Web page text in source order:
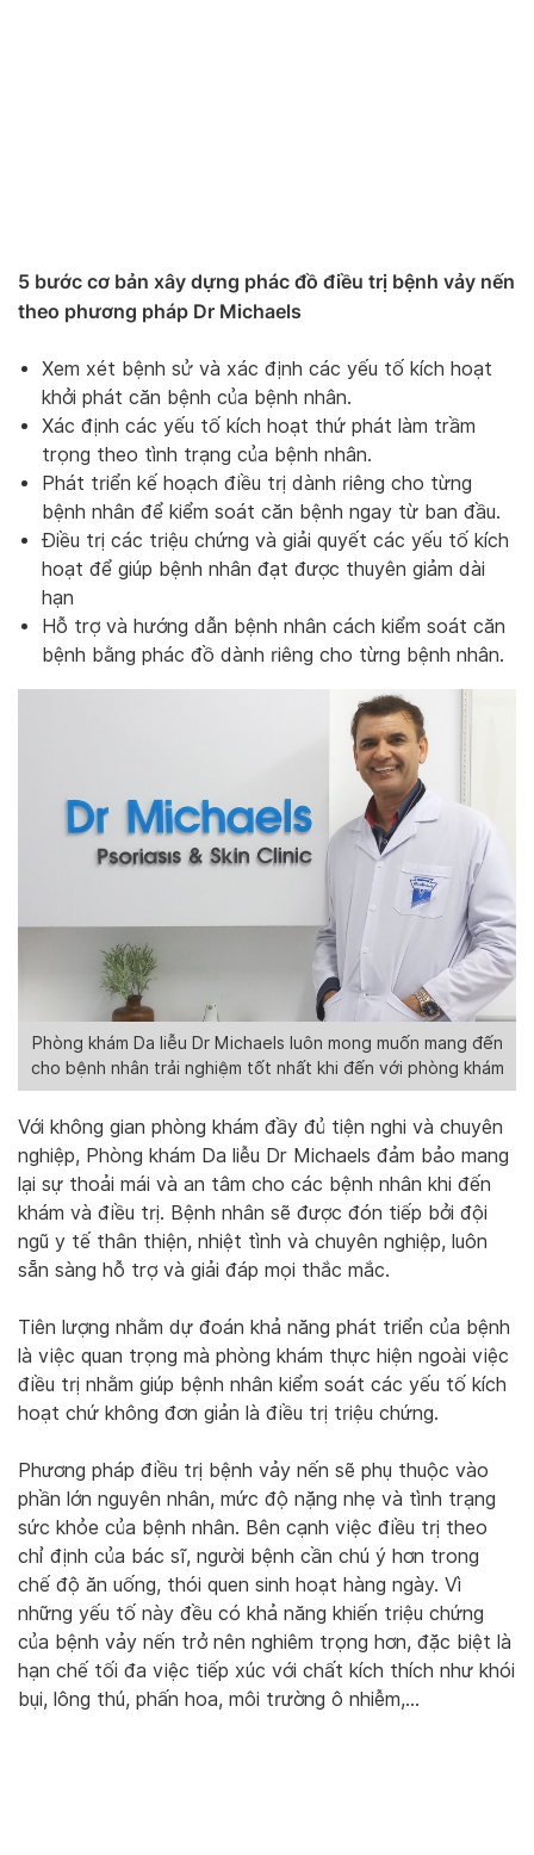
5 bước cơ bản xây dựng phác đồ điều trị bệnh vảy nến
theo phương pháp Dr Michaels
Xem xét bệnh sử và xác định các yếu tố kích hoạt
khởi phát căn bệnh của bệnh nhân.
Xác định các yếu tố kích hoạt thứ phát làm trầm
trọng theo tình trạng của bệnh nhân.
Phát triển kế hoạch điều trị dành riêng cho từng
bệnh nhân để kiểm soát căn bệnh ngay từ ban đầu.
Điều trị các triệu chứng và giải quyết các yếu tố kích
hoạt để giúp bệnh nhân đạt được thuyên giảm dài
hạn
Hỗ trợ và hướng dẫn bệnh nhân cách kiểm soát căn
bệnh bằng phác đồ dành riêng cho từng bệnh nhân.
Phòng khám Da liễu Dr Michaels luôn mong muốn mang đến
cho bệnh nhân trải nghiệm tốt nhất khi đến với phòng khám
Với không gian phòng khám đầy đủ tiện nghi và chuyên
nghiệp, Phòng khám Da liễu Dr Michaels đảm bảo mang
lại sự thoải mái và an tâm cho các bệnh nhân khi đến
khám và điều trị. Bệnh nhân sẽ được đón tiếp bởi đội
ngũ y tế thân thiện, nhiệt tình và chuyên nghiệp, luôn
sẵn sàng hỗ trợ và giải đáp mọi thắc mắc.
Tiên lượng nhằm dự đoán khả năng phát triển của bệnh
là việc quan trọng mà phòng khám thực hiện ngoài việc
điều trị nhằm giúp bệnh nhân kiểm soát các yếu tố kích
hoạt chứ không đơn giản là điều trị triệu chứng.
Phương pháp điều trị bệnh vảy nến sẽ phụ thuộc vào
phần lớn nguyên nhân, mức độ nặng nhẹ và tình trạng
sức khỏe của bệnh nhân. Bên cạnh việc điều trị theo
chỉ định của bác sĩ, người bệnh cần chú ý hơn trong
chế độ ăn uống, thói quen sinh hoạt hàng ngày. Vì
những yếu tố này đều có khả năng khiến triệu chứng
của bệnh vảy nến trở nên nghiêm trọng hơn, đặc biệt là
hạn chế tối đa việc tiếp xúc với chất kích thích như khói
bụi, lông thú, phấn hoa, môi trường ô nhiễm,…